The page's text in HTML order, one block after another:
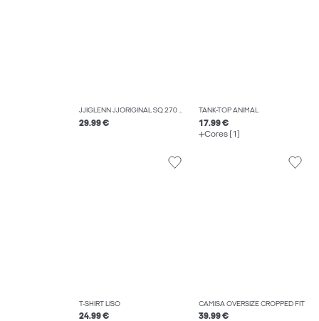
JJIGLENN JJORIGINAL SQ 270 NOOS JEAN SLIM FIT
29.99 €
TANK-TOP ANIMAL
17.99 €
Cores (1)
T-SHIRT LISO
24.99 €
CAMISA OVERSIZE CROPPED FIT
39.99 €